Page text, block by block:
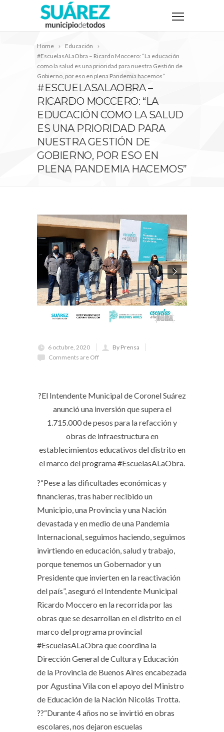
Home
Educación
#EscuelasALaObra – Ricardo Moccero: “La educación
como la salud es una prioridad para nuestra Gestión de
Gobierno, por eso en plena Pandemia hacemos”
#ESCUELASALAOBRA –
RICARDO MOCCERO: “LA
EDUCACIÓN COMO LA SALUD
ES UNA PRIORIDAD PARA
NUESTRA GESTIÓN DE
GOBIERNO, POR ESO EN
PLENA PANDEMIA HACEMOS”
6 octubre, 2020
By Prensa
Comments are Off
?El Intendente Municipal de Coronel Suárez
anunció una inversión que supera el
1.715.000 de pesos para la refacción y
obras de infraestructura en
establecimientos educativos del distrito en
el marco del programa #EscuelasALaObra.
?“Pese a las dificultades económicas y
financieras, tras haber recibido un
Municipio, una Provincia y una Nación
devastada y en medio de una Pandemia
Internacional, seguimos haciendo, seguimos
invirtiendo en educación, salud y trabajo,
porque tenemos un Gobernador y un
Presidente que invierten en la reactivación
del país”, aseguró el Intendente Municipal
Ricardo Moccero en la recorrida por las
obras que se desarrollan en el distrito en el
marco del programa provincial
#EscuelasALaObra que coordina la
Dirección General de Cultura y Educación
de la Provincia de Buenos Aires encabezada
por Agustina Vila con el apoyo del Ministro
de Educación de la Nación Nicolás Trotta.
??“Durante 4 años no se invirtió en obras
escolares, nos dejaron escuelas